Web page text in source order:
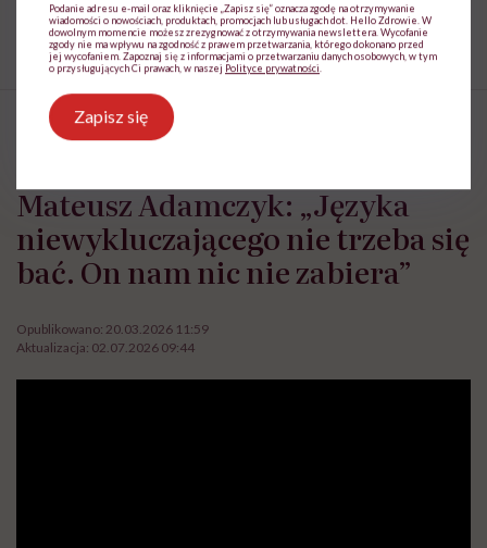
Feminizm Równość płci Transseksualizm
Mateusz Adamczyk: „Języka
niewykluczającego nie trzeba się
bać. On nam nic nie zabiera”
Opublikowano: 20.03.2026 11:59
Aktualizacja: 02.07.2026 09:44
Podanie adresu e-mail oraz kliknięcie „Zapisz się” oznacza zgodę na otrzymywanie
wiadomości o nowościach, produktach, promocjach lub usługach dot. Hello Zdrowie. W
dowolnym momencie możesz zrezygnować z otrzymywania newslettera. Wycofanie
zgody nie ma wpływu na zgodność z prawem przetwarzania, którego dokonano przed
jej wycofaniem. Zapoznaj się z informacjami o przetwarzaniu danych osobowych, w tym
o przysługujących Ci prawach, w naszej Polityce prywatności
Zapisz się